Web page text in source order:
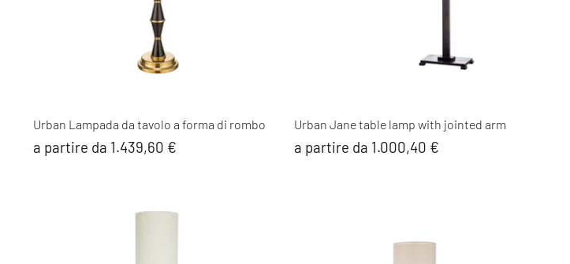
Urban Lampada da tavolo a forma di rombo
a partire da 1.439,60 €
Urban Jane table lamp with jointed arm
a partire da 1.000,40 €